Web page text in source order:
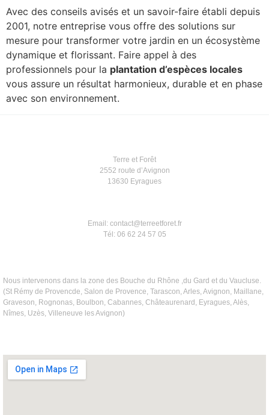
Avec des conseils avisés et un savoir-faire établi depuis
2001, notre entreprise vous offre des solutions sur
mesure pour transformer votre jardin en un écosystème
dynamique et florissant. Faire appel à des
professionnels pour la plantation d’espèces locales
vous assure un résultat harmonieux, durable et en phase
avec son environnement.
Terre et Forêt
2552 route d’Avignon
13630 Eyragues
Email: contact@terreetforet.fr
Tél: 06 62 24 57 05
Nous intervenons dans la zone des Bouche du Rhône ,du Gard et du Vaucluse.
(St Rémy de Provencde, Salon de Provence, Tarascon, Arles, Avignon, Maillane,
Graveson, Rognonas, Boulbon, Cabannes, Châteaurenard, Eyragues, Alès,
Nîmes, Uzès, Villeneuve les Avignon)